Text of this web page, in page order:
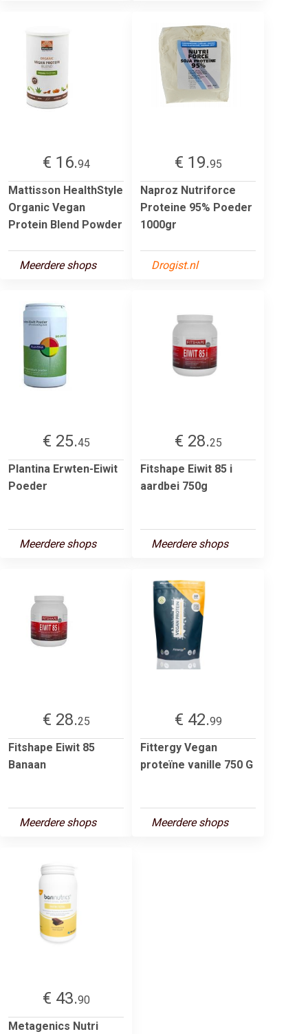
€ 16.94
Mattisson HealthStyle
Organic Vegan
Protein Blend Powder
Meerdere shops
€ 19.95
Naproz Nutriforce
Proteine 95% Poeder
1000gr
Drogist.nl
€ 25.45
Plantina Erwten-Eiwit
Poeder
Meerdere shops
€ 28.25
Fitshape Eiwit 85 i
aardbei 750g
Meerdere shops
€ 28.25
Fitshape Eiwit 85
Banaan
Meerdere shops
€ 42.99
Fittergy Vegan
proteïne vanille 750 G
Meerdere shops
€ 43.90
Metagenics Nutri